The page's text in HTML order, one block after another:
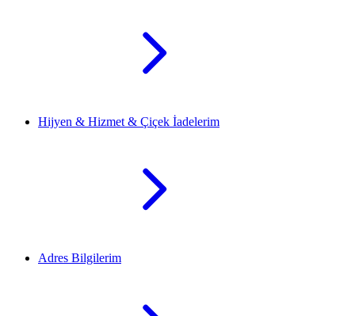
Hijyen & Hizmet & Çiçek İadelerim
Adres Bilgilerim